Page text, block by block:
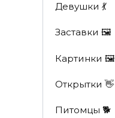
Девушки 💃
Заставки 🖼
Картинки 🖼
Открытки 👋
Питомцы 🐕